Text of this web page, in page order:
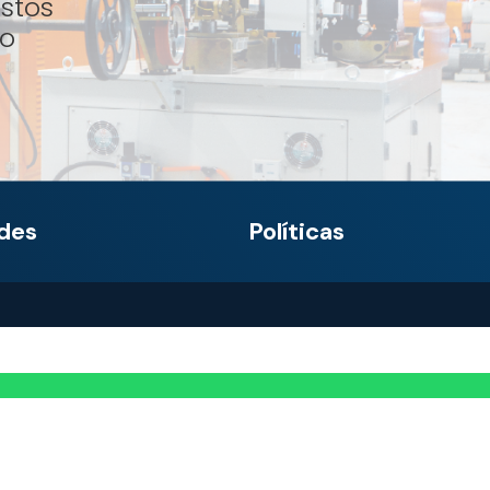
Políticas
datos de IMOCOM